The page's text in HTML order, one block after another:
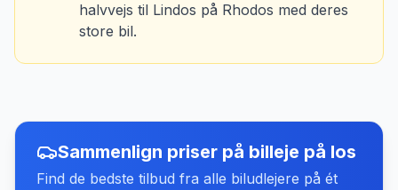
halvvejs til Lindos på Rhodos med deres
store bil.
Sammenlign priser på billeje på Ios
Find de bedste tilbud fra alle biludlejere på ét